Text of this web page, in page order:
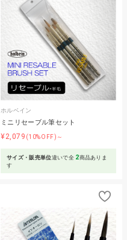
ホルベイン
ミニリセーブル筆セット
¥2,079 (10%OFF)～
サイズ・販売単位違いで全 2商品ありま
す